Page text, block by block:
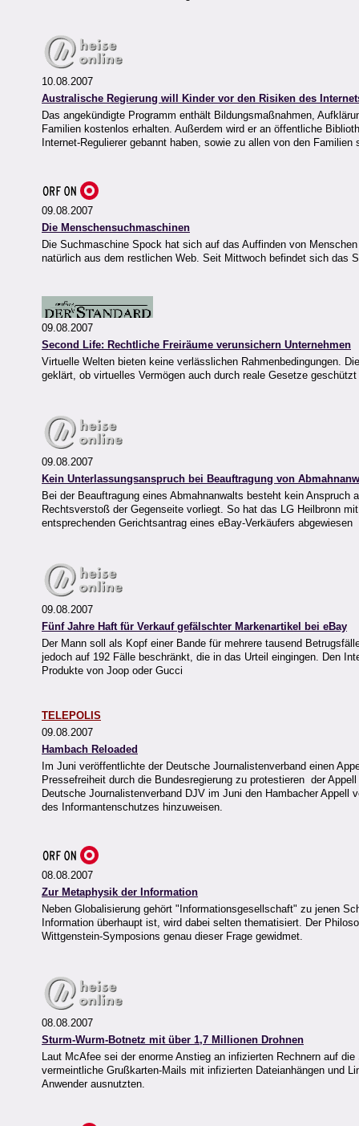
10.08.2007
Australische Regierung will Kinder vor den Risiken des
Das angekündigte Programm enthält Bildungsmaßnahmen,
Familien kostenlos erhalten. Außerdem wird er an öffentliche
Internet-Regulierer gebannt haben, sowie zu allen von den
09.08.2007
Die Menschensuchmaschinen
Die Suchmaschine Spock hat sich auf das Auffinden von
natürlich aus dem restlichen Web. Seit Mittwoch befindet sich das
09.08.2007
Second Life: Rechtliche Freiräume verunsichern Unternehmen
Virtuelle Welten bieten keine verlässlichen Rahmenbedingungen.
geklärt, ob virtuelles Vermögen auch durch reale Gesetze
09.08.2007
Kein Unterlassungsanspruch bei Beauftragung von
Bei der Beauftragung eines Abmahnanwalts besteht kein
Rechtsverstoß der Gegenseite vorliegt. So hat das LG Heilbronn
entsprechenden Gerichtsantrag eines eBay-Verkäufers abgewiesen
09.08.2007
Fünf Jahre Haft für Verkauf gefälschter Markenartikel bei eBay
Der Mann soll als Kopf einer Bande für mehrere tausend
jedoch auf 192 Fälle beschränkt, die in das Urteil eingingen. Den
Produkte von Joop oder Gucci
TELEPOLIS
09.08.2007
Hambach Reloaded
Im Juni veröffentlichte der Deutsche Journalistenverband einen
Pressefreiheit durch die Bundesregierung zu protestieren  der
Deutsche Journalistenverband DJV im Juni den Hambacher
des Informantenschutzes hinzuweisen.
08.08.2007
Zur Metaphysik der Information
Neben Globalisierung gehört "Informationsgesellschaft" zu jenen
Information überhaupt ist, wird dabei selten thematisiert. Der
Wittgenstein-Symposions genau dieser Frage gewidmet.
08.08.2007
Sturm-Wurm-Botnetz mit über 1,7 Millionen Drohnen
Laut McAfee sei der enorme Anstieg an infizierten Rechnern auf
vermeintliche Grußkarten-Mails mit infizierten Dateianhängen und
Anwender ausnutzten.